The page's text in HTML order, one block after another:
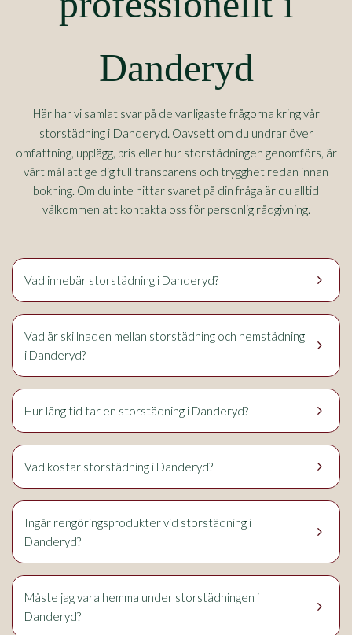
Danderyd
Här har vi samlat svar på de vanligaste frågorna kring vår
storstädning i Danderyd. Oavsett om du undrar över
omfattning, upplägg, pris eller hur storstädningen genomförs, är
vårt mål att ge dig full transparens och trygghet redan innan
bokning. Om du inte hittar svaret på din fråga är du alltid
välkommen att kontakta oss för personlig rådgivning.
keyboard_arrow_right
Vad innebär storstädning i Danderyd?
keyboard_arrow_right
Vad är skillnaden mellan storstädning och hemstädning
i Danderyd?
keyboard_arrow_right
Hur lång tid tar en storstädning i Danderyd?
keyboard_arrow_right
Vad kostar storstädning i Danderyd?
keyboard_arrow_right
Ingår rengöringsprodukter vid storstädning i
Danderyd?
keyboard_arrow_right
Måste jag vara hemma under storstädningen i
Danderyd?